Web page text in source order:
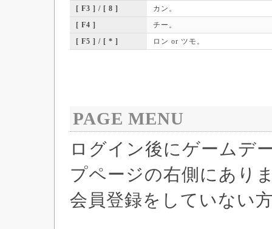
[ F3 ] / [ 8 ]
カン。
[ F4 ]
チー。
[ F5 ] / [ * ]
ロン or ツモ。
PAGE MENU
ログイン後にゲームデ
プページの右側にあり
会員登録をしていない